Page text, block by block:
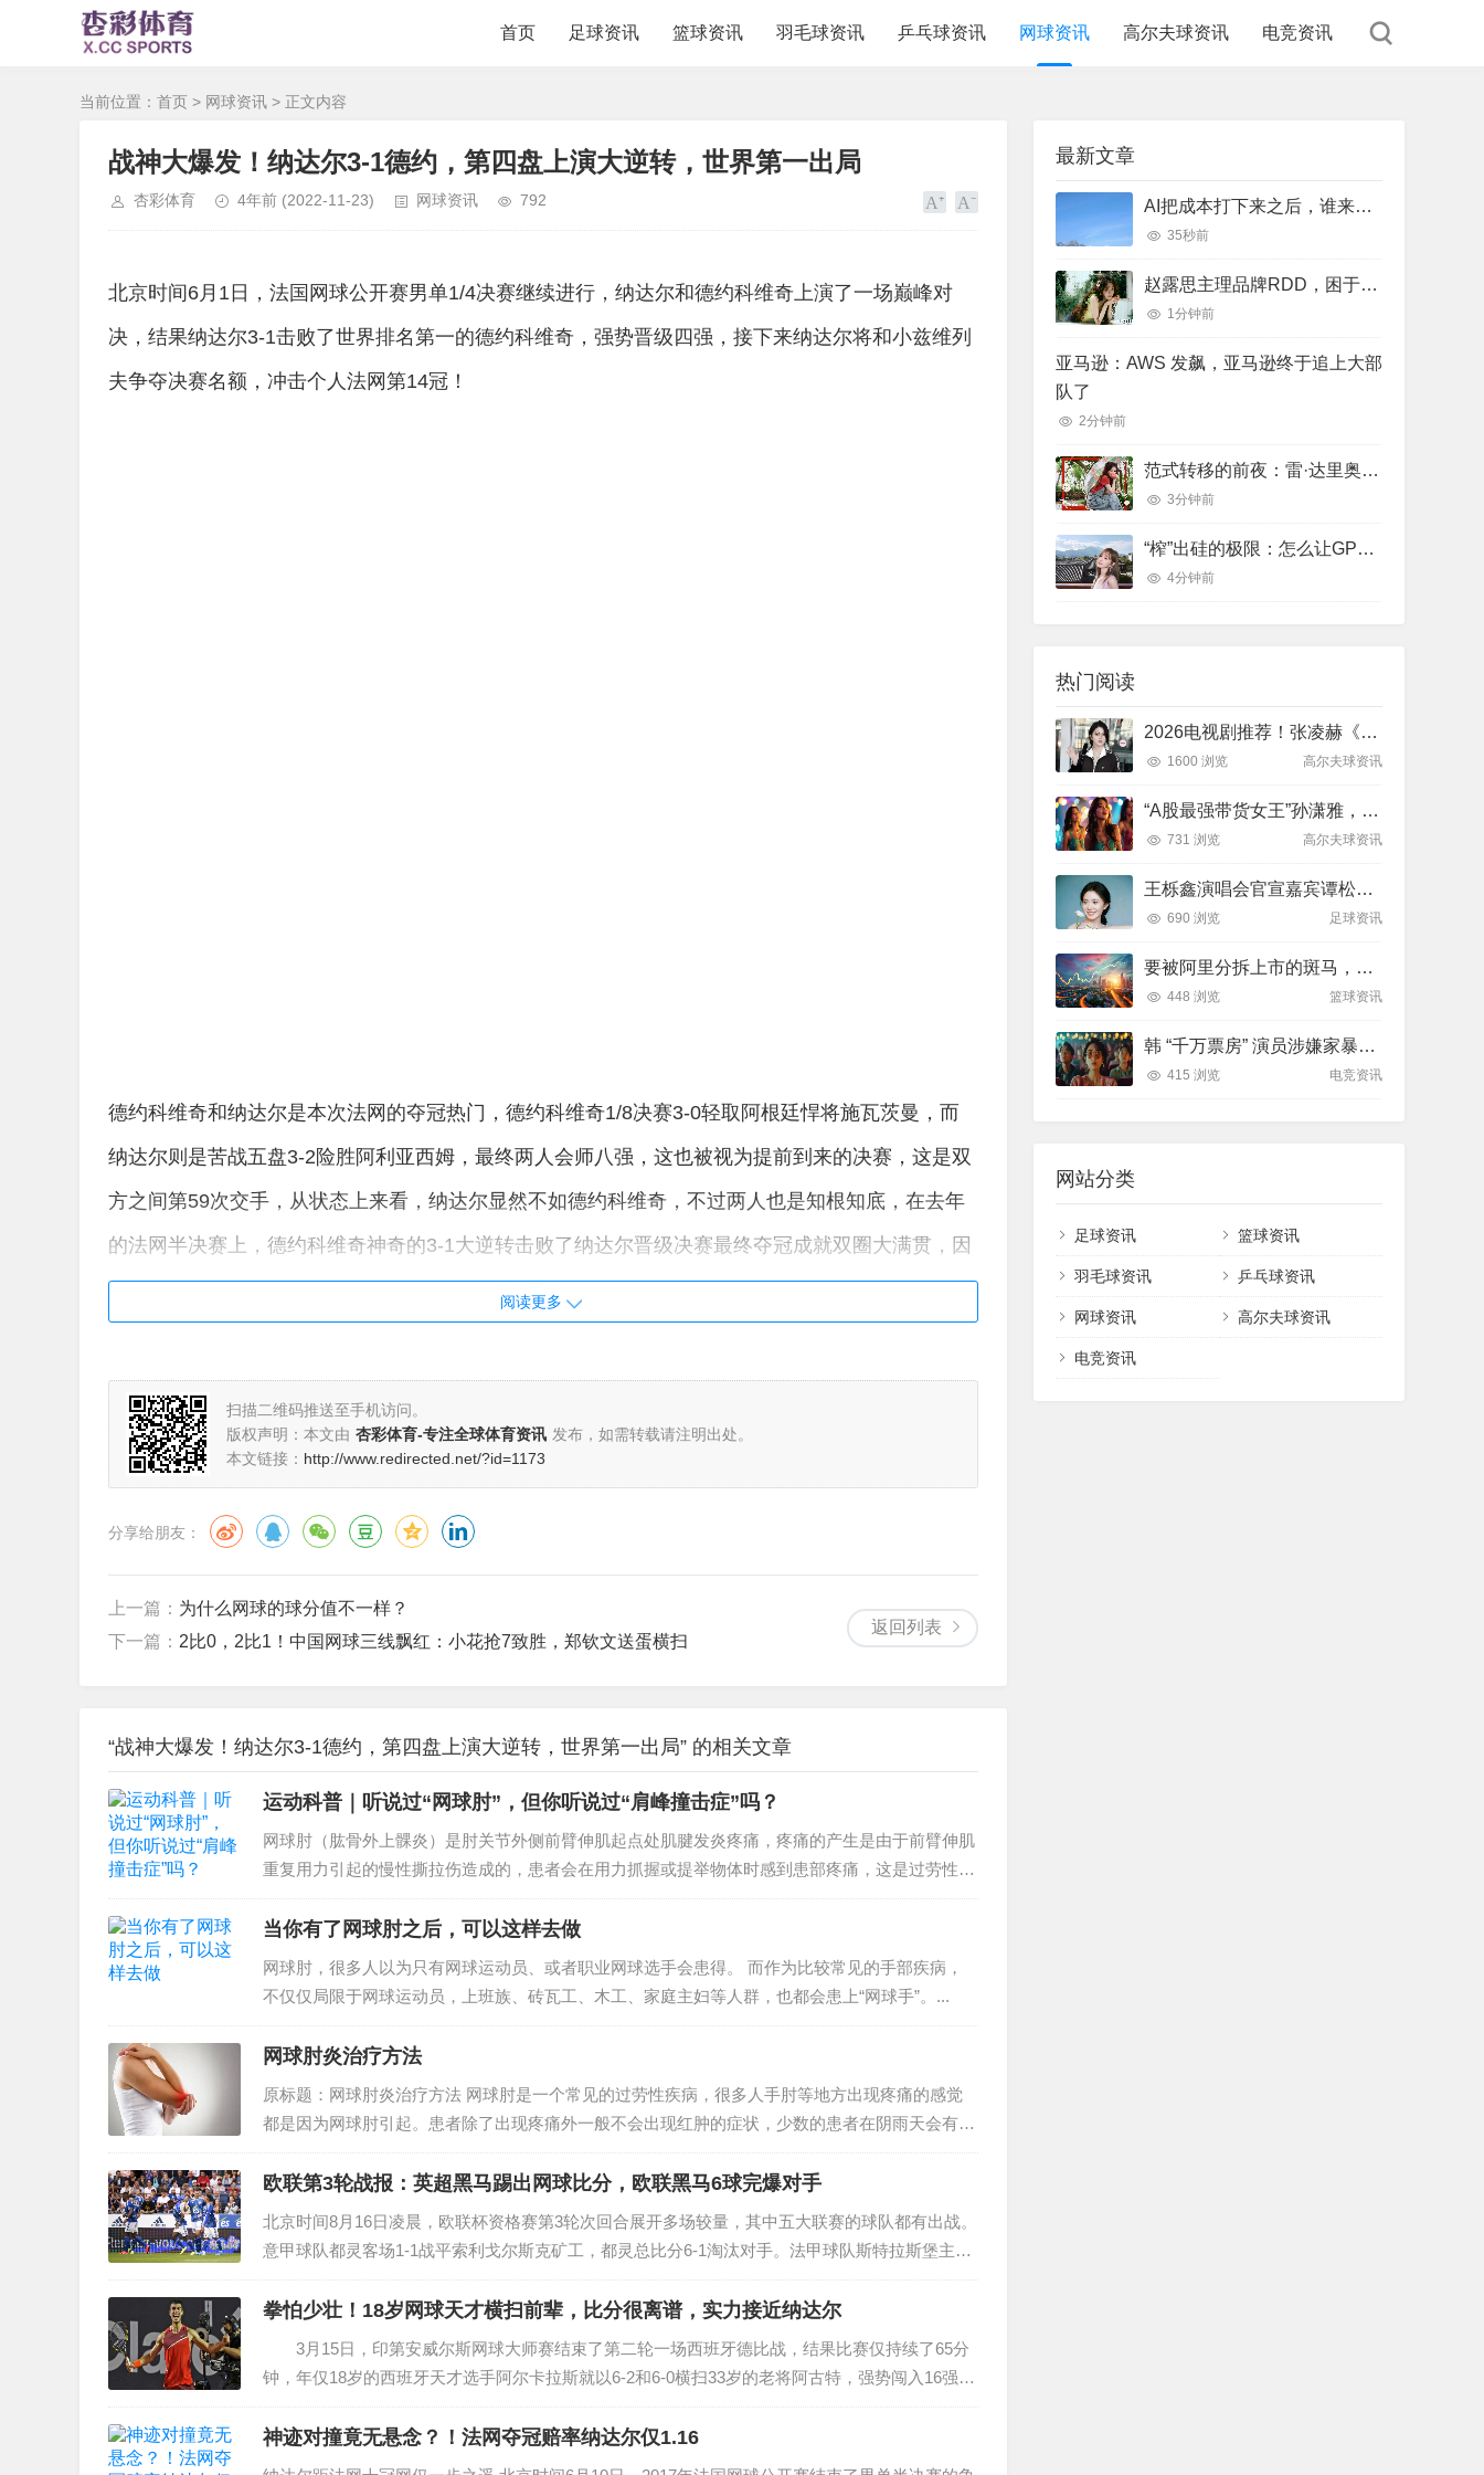
首页 足球资讯 篮球资讯 羽毛球资讯 乒乓球资讯 网球资讯 高尔夫球资讯 电竞资讯
当前位置： 首页 > 网球资讯 > 正文内容
战神大爆发！纳达尔3-1德约，第四盘上演大逆转，世界第一出局
杏彩体育 4年前 (2022-11-23) 网球资讯 792
北京时间6月1日，法国网球公开赛男单1/4决赛继续进行，纳达尔和德约科维奇上演了一场巅峰对
决，结果纳达尔3-1击败了世界排名第一的德约科维奇，强势晋级四强，接下来纳达尔将和小兹维列
夫争夺决赛名额，冲击个人法网第14冠！
德约科维奇和纳达尔是本次法网的夺冠热门，德约科维奇1/8决赛3-0轻取阿根廷悍将施瓦茨曼，而
纳达尔则是苦战五盘3-2险胜阿利亚西姆，最终两人会师八强，这也被视为提前到来的决赛，这是双
方之间第59次交手，从状态上来看，纳达尔显然不如德约科维奇，不过两人也是知根知底，在去年
的法网半决赛上，德约科维奇神奇的3-1大逆转击败了纳达尔晋级决赛最终夺冠成就双圈大满贯，因
此这场比赛谁都有可能能获得胜利，临场状态非常重要！
比赛开始后，纳达尔进入状态很快，而德约科维奇失误不断，纳达尔火力全开以6-2轻松拿下第一
盘。第二盘纳达尔开局取得了3-0的领先优势，但是德约科维奇非常顽强，他连赢3局以3-3扳平比
分，随后更是以6-4完成逆转拿下。第三盘纳达尔状态依然凶猛，继续压制德约以6-2强势获胜，2-1
再次取得领先。第四盘德约科维奇连保带发轰出5-2的比分拿到了盘点，但是随后纳达尔展示出他的
战神斗志，以6-6追上比分并拖入抢七，并且以7-6获得胜利，最终以3-1击败了德约科维奇，强势晋
级法网四强！
阅读更多
扫描二维码推送至手机访问。
版权声明：本文由 杏彩体育-专注全球体育资讯 发布，如需转载请注明出处。
本文链接： http://www.redirected.net/?id=1173
分享给朋友：
返回列表
上一篇： 为什么网球的球分值不一样？
下一篇： 2比0，2比1！中国网球三线飘红：小花抢7致胜，郑钦文送蛋横扫
“战神大爆发！纳达尔3-1德约，第四盘上演大逆转，世界第一出局” 的相关文章
运动科普｜听说过“网球肘”，但你听说过“肩峰撞击症”吗？
网球肘（肱骨外上髁炎）是肘关节外侧前臂伸肌起点处肌腱发炎疼痛，疼痛的产生是由于前臂伸肌
重复用力引起的慢性撕拉伤造成的，患者会在用力抓握或提举物体时感到患部疼痛，这是过劳性综
合征的典型例子，在网球、羽毛球运动员中比较常见。其实，网球、羽毛球运动员还有另一种比较
常见的疼痛病，...
当你有了网球肘之后，可以这样去做
网球肘，很多人以为只有网球运动员、或者职业网球选手会患得。 而作为比较常见的手部疾病，
不仅仅局限于网球运动员，上班族、砖瓦工、木工、家庭主妇等人群，也都会患上“网球手”。...
网球肘炎治疗方法
原标题：网球肘炎治疗方法 网球肘是一个常见的过劳性疾病，很多人手肘等地方出现疼痛的感觉
都是因为网球肘引起。患者除了出现疼痛外一般不会出现红肿的症状，少数的患者在阴雨天会有疼
痛加重的症状。出现网球肘对患者来说还是有很大影响的，一方面手不能拿重的东西，还有手肘的
活动也会有影响。得了网...
欧联第3轮战报：英超黑马踢出网球比分，欧联黑马6球完爆对手
北京时间8月16日凌晨，欧联杯资格赛第3轮次回合展开多场较量，其中五大联赛的球队都有出战。
意甲球队都灵客场1-1战平索利戈尔斯克矿工，都灵总比分6-1淘汰对手。法甲球队斯特拉斯堡主场
1-0小胜普罗夫迪夫火车头，斯...
拳怕少壮！18岁网球天才横扫前辈，比分很离谱，实力接近纳达尔
3月15日，印第安威尔斯网球大师赛结束了第二轮一场西班牙德比战，结果比赛仅持续了65分
钟，年仅18岁的西班牙天才选手阿尔卡拉斯就以6-2和6-0横扫33岁的老将阿古特，强势闯入16强，
而第二盘出现的6-0令阿古特颜面无光，毕竟两人都是西班牙队征战戴维斯杯的主力选手。 ...
神迹对撞竟无悬念？！法网夺冠赔率纳达尔仅1.16
最新文章
AI把成本打下来之后，谁来把需求接回去？
35秒前
赵露思主理品牌RDD，困于粉丝：一场"去明星化"叙事的反噬
1分钟前
亚马逊：AWS 发飙，亚马逊终于追上大部
队了
2分钟前
范式转移的前夜：雷·达里奥谈人工智能、大周期与全球新秩序重构
3分钟前
“榨”出硅的极限：怎么让GPU不“闲着”？
4分钟前
热门阅读
2026电视剧推荐！张凌赫《逐玉》先婚后爱、宋威龙张婧仪《野狗骨头》，杨紫《家业》全上榜
1600 浏览 高尔夫球资讯
“A股最强带货女王”孙潇雅，解散客户群？网传报告难寻、粉丝团或放大市场波动，业内谈网红分析师新挑战
731 浏览 高尔夫球资讯
王栎鑫演唱会官宣嘉宾谭松韵，十年后“耿耿星河”舞台重逢！这波回忆杀直接炸出全网90后、00后的青春DNA，我的青春票价值了
690 浏览 足球资讯
要被阿里分拆上市的斑马，成色几何
448 浏览 篮球资讯
韩 “千万票房” 演员涉嫌家暴，妻子不追责引深思
415 浏览 电竞资讯
网站分类
足球资讯 篮球资讯
羽毛球资讯 乒乓球资讯
网球资讯 高尔夫球资讯
电竞资讯